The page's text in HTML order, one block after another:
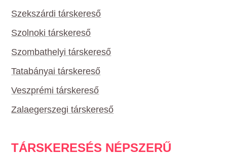
Szekszárdi társkereső
Szolnoki társkereső
Szombathelyi társkereső
Tatabányai társkereső
Veszprémi társkereső
Zalaegerszegi társkereső
TÁRSKERESÉS NÉPSZERŰ